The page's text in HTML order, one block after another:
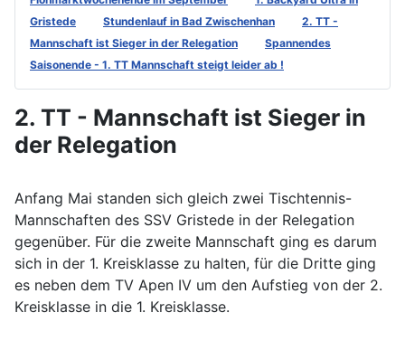
Gristede
Stundenlauf in Bad Zwischenhan
2. TT -
Mannschaft ist Sieger in der Relegation
Spannendes
Saisonende - 1. TT Mannschaft steigt leider ab !
2. TT - Mannschaft ist Sieger in
der Relegation
Anfang Mai standen sich gleich zwei Tischtennis-
Mannschaften des SSV Gristede in der Relegation
gegenüber. Für die zweite Mannschaft ging es darum
sich in der 1. Kreisklasse zu halten, für die Dritte ging
es neben dem TV Apen IV um den Aufstieg von der 2.
Kreisklasse in die 1. Kreisklasse.